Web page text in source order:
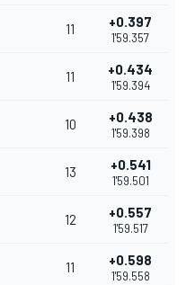
11 +0.397
1'59.357
11 +0.434
1'59.394
10 +0.438
1'59.398
13 +0.541
1'59.501
12 +0.557
1'59.517
11 +0.598
1'59.558